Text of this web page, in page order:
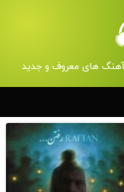
های معروف و جدید